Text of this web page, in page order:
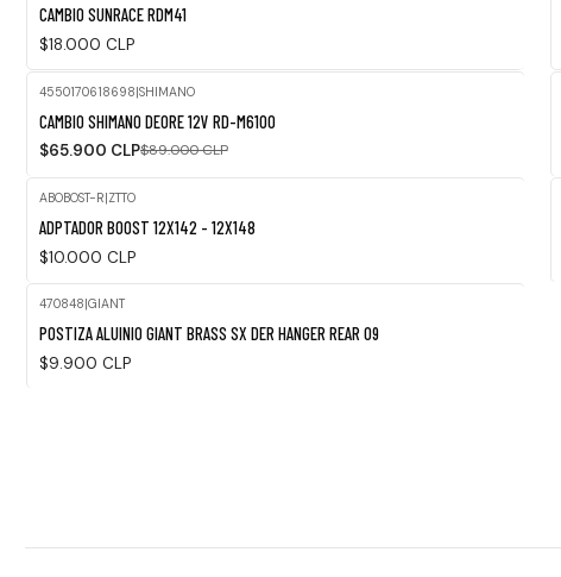
CAMBIO SUNRACE RDM41
$18.000 CLP
-26%
OFF
4550170618698|SHIMANO
CAMBIO SHIMANO DEORE 12V RD-M6100
$65.900 CLP$89.000 CLP
ABOBOST-R|ZTTO
ADPTADOR BOOST 12X142 - 12X148
$10.000 CLP
470848|GIANT
POSTIZA ALUINIO GIANT BRASS SX DER HANGER REAR 09
$9.900 CLP